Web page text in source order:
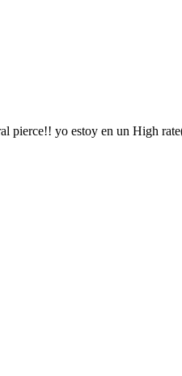
pierce!! yo estoy en un High